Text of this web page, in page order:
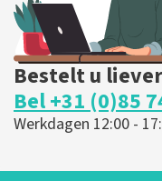
Bestelt u
Bel +31 (0)85
Werkdagen 12:00 -